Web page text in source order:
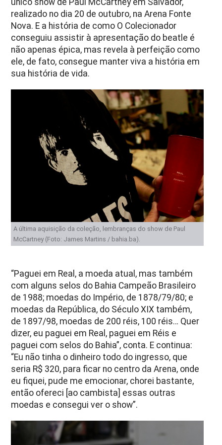
único show de Paul McCartney em Salvador,
realizado no dia 20 de outubro, na Arena Fonte
Nova. E a história de como O Colecionador
conseguiu assistir à apresentação do beatle é
não apenas épica, mas revela à perfeição como
ele, de fato, consegue manter viva a história em
sua história de vida.
A última aquisição da coleção, lembranças do show de Paul
McCartney (Foto: James Martins / bahia.ba).
“Paguei em Real, a moeda atual, mas também
com alguns selos do Bahia Campeão Brasileiro
de 1988; moedas do Império, de 1878/79/80; e
moedas da República, do Século XIX também,
de 1897/98, moedas de 200 réis, 100 réis… Quer
dizer, eu paguei em Real, paguei em Réis e
paguei com selos do Bahia”, conta. E continua:
“Eu não tinha o dinheiro todo do ingresso, que
seria R$ 320, para ficar no centro da Arena, onde
eu fiquei, pude me emocionar, chorei bastante,
então ofereci [ao cambista] essas outras
moedas e consegui ver o show”.